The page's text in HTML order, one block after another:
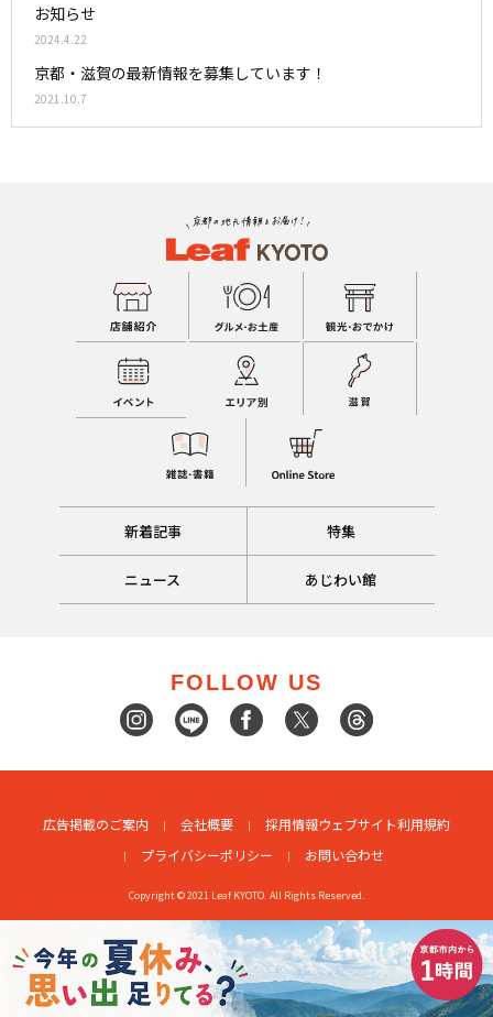
お知らせ
2024.4.22
京都・滋賀の最新情報を募集しています！
2021.10.7
新着記事 特集
ニュース あじわい館
FOLLOW US
広告掲載のご案内 会社概要 採用情報ウェブサイト利用規約
プライバシーポリシー
お問い合わせ
Copyright © 2021 Leaf KYOTO. All Rights Reserved.